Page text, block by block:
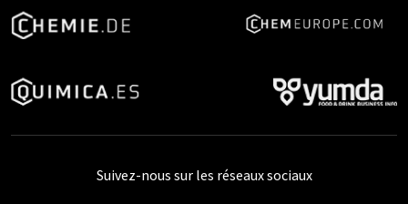
Suivez-nous sur les réseaux sociaux